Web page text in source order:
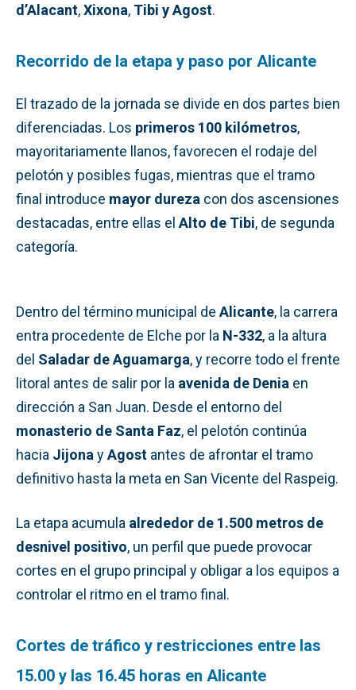
d’Alacant,Xixona, Tibi y Agost.
Recorrido de la etapa y paso por Alicante
El trazado de la jornada se divide en dos partes bien
diferenciadas. Los primeros 100 kilómetros,
mayoritariamente llanos, favorecen el rodaje del
pelotón y posibles fugas, mientras que el tramo
final introduce mayor dureza con dos ascensiones
destacadas, entre ellas el Alto de Tibi, de segunda
categoría.
Dentro del término municipal de Alicante, la carrera
entra procedente de Elche por la N-332, a la altura
del Saladar de Aguamarga, y recorre todo el frente
litoral antes de salir por la avenida de Denia en
dirección a San Juan. Desde el entorno del
monasterio de Santa Faz, el pelotón continúa
hacia Jijona yAgost antes de afrontar el tramo
definitivo hasta la meta en San Vicente del Raspeig.
La etapa acumula alrededor de 1.500 metros de
desnivel positivo, un perfil que puede provocar
cortes en el grupo principal y obligar a los equipos a
controlar el ritmo en el tramo final.
Cortes de tráfico y restricciones entre las
15.00 y las 16.45 horas en Alicante